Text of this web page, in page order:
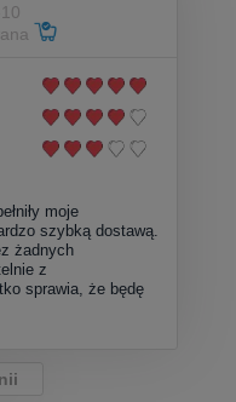
moje
szybką dostawą.
żadnych
z
sprawia, że będę